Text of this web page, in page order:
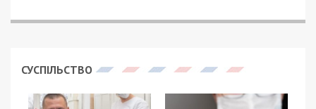
СУСПІЛЬСТВО